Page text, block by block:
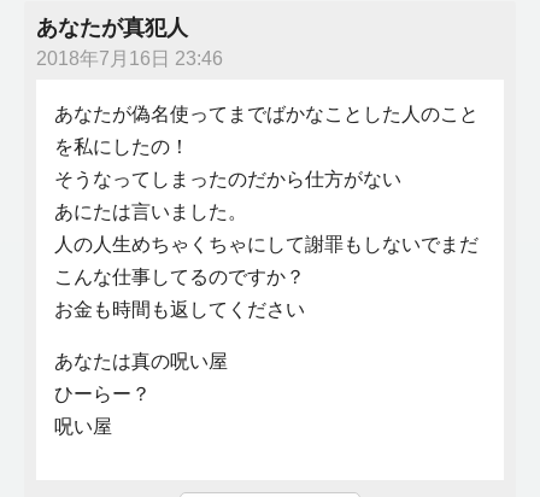
あなたが真犯人
2018年7月16日 23:46
あなたが偽名使ってまでばかなことした人のこと
を私にしたの！
そうなってしまったのだから仕方がない
あにたは言いました。
人の人生めちゃくちゃにして謝罪もしないでまだ
こんな仕事してるのですか？
お金も時間も返してください
あなたは真の呪い屋
ひーらー？
呪い屋